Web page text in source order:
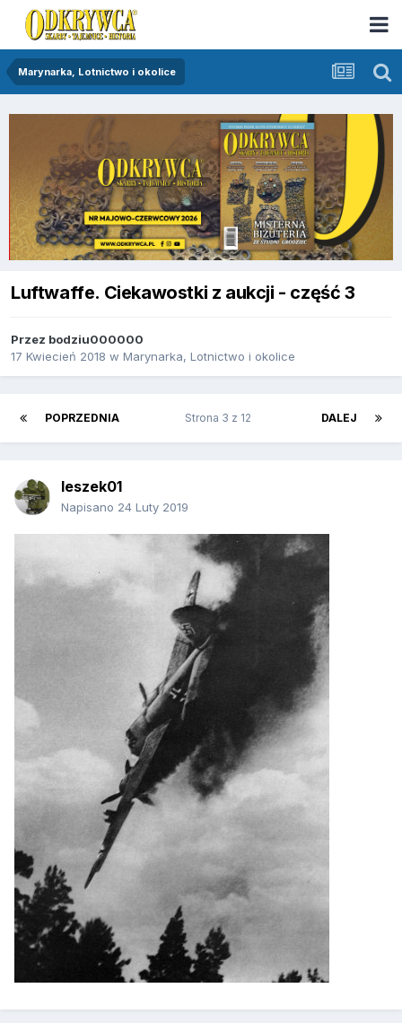
Marynarka, Lotnictwo i okolice
Luftwaffe. Ciekawostki z aukcji - część 3
Przez bodziu000000
17 Kwiecień 2018 w Marynarka, Lotnictwo i okolice
POPRZEDNIA DALEJ
Strona 3 z 12
leszek01
Napisano 24 Luty 2019